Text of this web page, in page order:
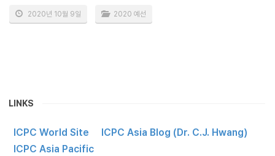
2020년 10월 9일 2020 예선
LINKS
ICPC World Site
ICPC Asia Blog (Dr. C.J. Hwang)
ICPC Asia Pacific